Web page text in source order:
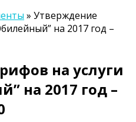
» Утверждение
на 2017 год –
на услуги
на 2017 год –